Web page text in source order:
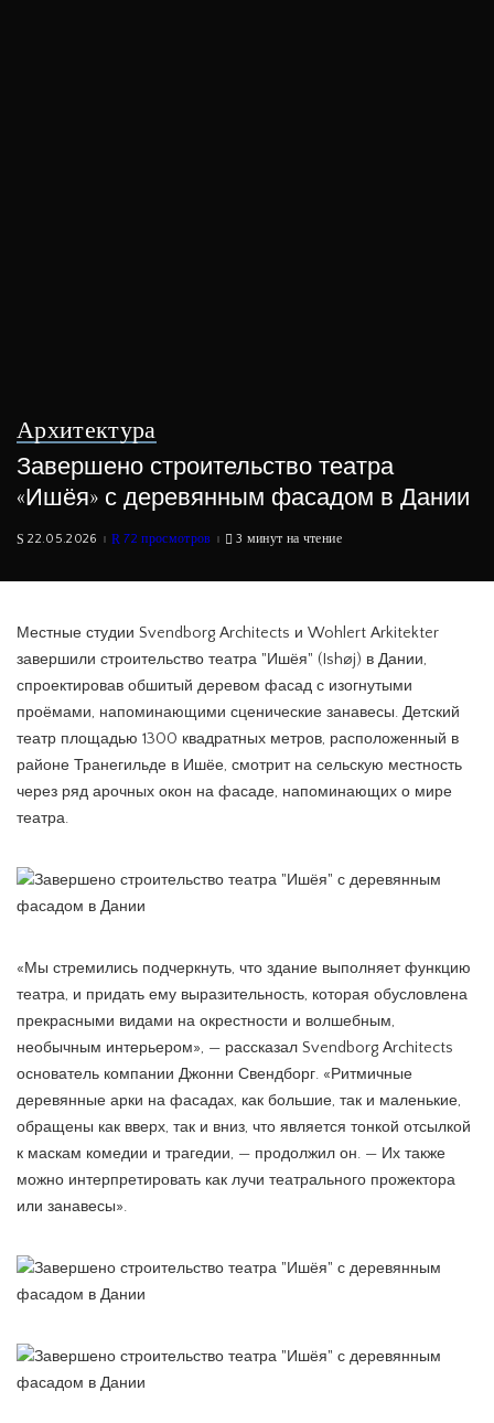
Архитектура
Завершено строительство театра
«Ишёя» с деревянным фасадом в Дании
22.05.2026 72 просмотров 3 минут на чтение
Местные студии Svendborg Architects и Wohlert Arkitekter
завершили строительство театра "Ишёя" (Ishøj) в Дании,
спроектировав обшитый деревом фасад с изогнутыми
проёмами, напоминающими сценические занавесы. Детский
театр площадью 1300 квадратных метров, расположенный в
районе Транегильде в Ишёе, смотрит на сельскую местность
через ряд арочных окон на фасаде, напоминающих о мире
театра.
«Мы стремились подчеркнуть, что здание выполняет функцию
театра, и придать ему выразительность, которая обусловлена
прекрасными видами на окрестности и волшебным,
необычным интерьером», — рассказал Svendborg Architects
основатель компании Джонни Свендборг. «Ритмичные
деревянные арки на фасадах, как большие, так и маленькие,
обращены как вверх, так и вниз, что является тонкой отсылкой
к маскам комедии и трагедии, — продолжил он. — Их также
можно интерпретировать как лучи театрального прожектора
или занавесы».